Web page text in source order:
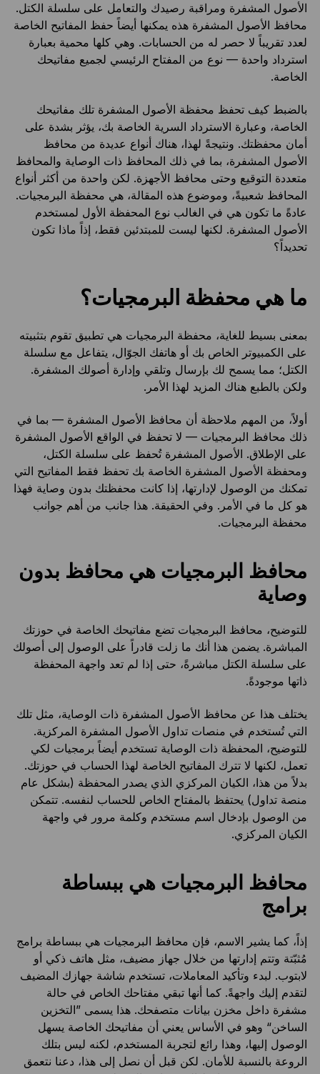
الأصول المشفرة ومراقبة رصيدك والتعامل على سلسلة الكتل.
محافظ الأصول المشفرة هذه يمكنها أيضاً حفظ المفاتيح الخاصة
لعدد تقريباً لا حصر له من الحسابات. وهي كلها محمية بعبارة
استرداد واحدة — نوع من المفتاح الرئيسي لجميع مفاتيحك
الخاصة.
بالضبط كيف تحفظ محفظة الأصول المشفرة تلك مفاتيحك
الخاصة، وعبارة الاسترداد السرية الخاصة بك، يؤثر بشدة على
أمان محفظتك. ونتيجةً لهذا، هناك أنواع عديدة من محافظ
الأصول المشفرة، بما في ذلك المحافظ ذات الوصاية والمحافظ
متعددة التوقيع وحتى محافظ الأجهزة. لكن واحدة من أكثر أنواع
المحافظ شعبيةً، وموضوع هذه المقالة، هي محفظة البرمجيات.
عادةً ما تكون هي في الغالب نوع المحفظة الأول لمستخدم
الأصول المشفرة. لكنها ليست للمبتدئين فقط، إذاً ماذا تكون
تحديداً؟
ما هي محفظة البرمجيات؟
بمعنى بسيط للغاية، محفظة البرمجيات هي تطبيق تقوم بتثبيته
على الكمبيوتر الخاص بك أو هاتفك الجوّال، يتفاعل مع سلسلة
الكتل؛ مما يسمح لك بإرسال وتلقي وإدارة أصولك المشفرة.
ولكن بالطبع هناك المزيد لهذا الأمر.
أولاً، من المهم ملاحظة أن محافظ الأصول المشفرة — بما في
ذلك محافظ البرمجيات — لا تحفظ في الواقع الأصول المشفرة
على الإطلاق. الأصول المشفرة تُحفظ على سلسلة الكتل،
ومحفظة الأصول المشفرة الخاصة بك تحفظ فقط المفاتيح التي
تمكنك من الوصول لإدارتها، إذا كانت محفظتك بدون وصاية فهذا
هو كل ما في الأمر. وفي الحقيقة. هذا جانب من أهم جوانب
محفظة البرمجيات.
محافظ البرمجيات هي محافظ بدون
وصاية
للتوضيح، محافظ البرمجيات تضع مفاتيحك الخاصة في حوزتك
المباشرة. يضمن هذا أنك ما زلت قادراً على الوصول إلى أصولك
على سلسلة الكتل مباشرةً، حتى إذا لم تعد واجهة المحفظة
ذاتها موجودةً.
يختلف هذا عن محافظ الأصول المشفرة ذات الوصاية، مثل تلك
التي تُستخدم في منصات تداول الأصول المشفرة المركزية.
للتوضيح، المحفظة ذات الوصاية تستخدم أيضاً برمجيات لكي
تعمل، لكنها لا تترك المفاتيح الخاصة لهذا الحساب في حوزتك.
بدلاً من هذا، الكيان المركزي الذي يصدر المحفظة (بشكل عام
منصة تداول) يحتفظ بالمفتاح الخاص للحساب لنفسه. تتمكن
من الوصول بإدخال اسم مستخدم وكلمة مرور في واجهة
الكيان المركزي.
محافظ البرمجيات هي ببساطة
برامج
إذاً، كما يشير الاسم، فإن محافظ البرمجيات هي ببساطة برامج
مُثبّتة وتتم إدارتها من خلال جهاز مضيف، مثل هاتف ذكي أو
لابتوب. لبدء وتأكيد المعاملات، تستخدم شاشة جهازك المضيف
لتقدم إليك واجهةً. كما أنها تبقي مفتاحك الخاص في حالة
مشفرة داخل مخزن بيانات متصفحك. هذا يسمى ”التخزين
الساخن“ وهو في الأساس يعني أن مفاتيحك الخاصة يسهل
الوصول إليها، وهذا رائع لتجربة المستخدم، لكنه ليس بتلك
الروعة بالنسبة للأمان. لكن قبل أن نصل إلى هذا، دعنا نتعمق